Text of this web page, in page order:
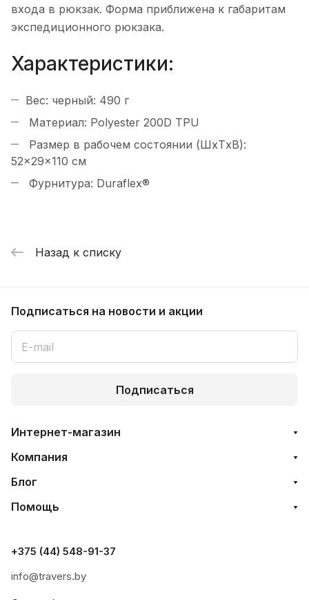
входа в рюкзак. Форма приближена к габаритам
экспедиционного рюкзака.
Характеристики:
Вес: черный: 490 г
Материал: Polyester 200D TPU
Размер в рабочем состоянии (ШxТxВ):
52×29×110 см
Фурнитура: Duraflex®
Назад к списку
Подписаться на новости и акции
Подписаться
Интернет-магазин
Компания
Блог
Помощь
+375 (44) 548-91-37
info@travers.by